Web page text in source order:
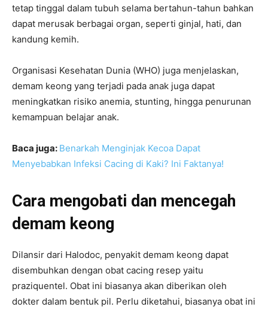
tetap tinggal dalam tubuh selama bertahun-tahun bahkan
dapat merusak berbagai organ, seperti ginjal, hati, dan
kandung kemih.
Organisasi Kesehatan Dunia (WHO) juga menjelaskan,
demam keong yang terjadi pada anak juga dapat
meningkatkan risiko anemia, stunting, hingga penurunan
kemampuan belajar anak.
Baca juga: Benarkah Menginjak Kecoa Dapat
Menyebabkan Infeksi Cacing di Kaki? Ini Faktanya!
Cara mengobati dan mencegah
demam keong
Dilansir dari Halodoc, penyakit demam keong dapat
disembuhkan dengan obat cacing resep yaitu
praziquentel. Obat ini biasanya akan diberikan oleh
dokter dalam bentuk pil. Perlu diketahui, biasanya obat ini